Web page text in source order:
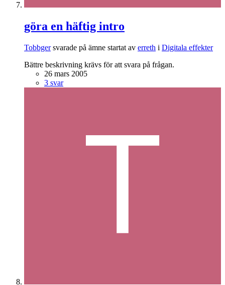
göra en häftig intro
Tobbgersvarade på ämne startat av erreth i Digitala effekter
Bättre beskrivning krävs för att svara på frågan.
26 mars 2005
3 svar